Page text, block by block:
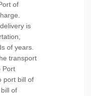
of
is
of years.
transport
Port
port bill of
of